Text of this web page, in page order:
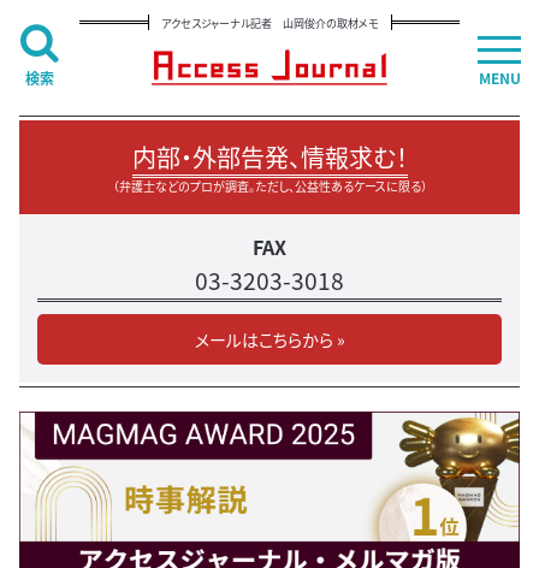
アクセスジャーナル記者 山岡俊介の取材メモ
内部・外部告発、情報求む！
（弁護士などのプロが調査。ただし、公益性あるケースに限る）
FAX
03-3203-3018
メールはこちらから »
MENU
検索